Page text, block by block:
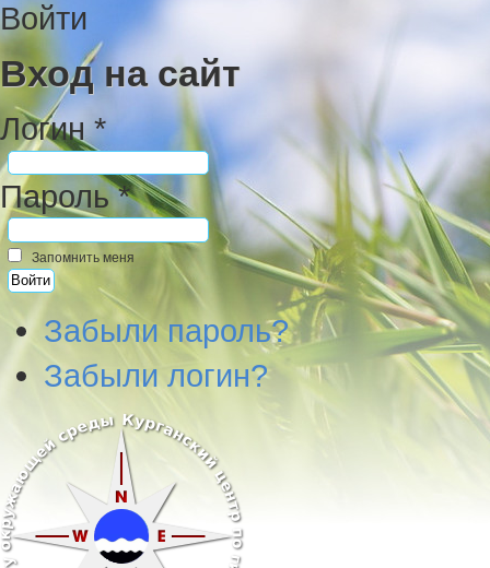
Войти
Вход на сайт
Логин *
Пароль *
Запомнить меня
Забыли пароль?
Забыли логин?